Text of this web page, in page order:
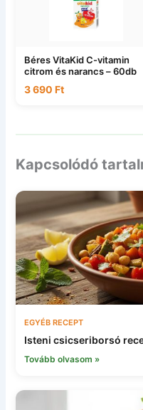
Béres VitaKid C-vitamin
citrom és narancs – 60db
3 690Ft
Kapcsolódó
EGYÉB RECEPT
Isteni csicseriborsó
Tovább olvasom »